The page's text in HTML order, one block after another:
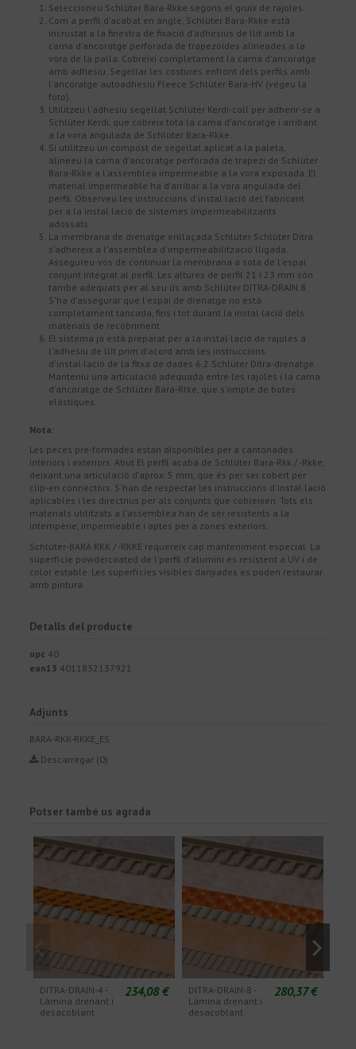
Seleccioneu Schlüter Bara-Rkke segons el gruix de rajoles.
Com a perfil d'acabat en angle, Schlüter Bara-Rkke està
incrustat a la finestra de fixació d'adhesius de llit amb la
cama d'ancoratge perforada de trapezoides alineades a la
vora de la palla. Cobreixi completament la cama d'ancoratge
amb adhesiu. Segellar les costures enfront dels perfils amb
l'ancoratge autoadhesiu Fleece Schlüter Bara-HV (vegeu la
foto).
Utilitzeu l'adhesiu segellat Schlüter Kerdi-coll per adherir-se a
Schlüter Kerdi, que cobreix tota la cama d'ancoratge i arribant
a la vora angulada de Schlüter Bara-Rkke.
Si utilitzeu un compost de segellat aplicat a la paleta,
alineeu la cama d'ancoratge perforada de trapezi de Schlüter
Bara-Rkke a l'assemblea impermeable a la vora exposada. El
material impermeable ha d'arribar a la vora angulada del
perfil. Observeu les instruccions d'instal·lació del fabricant
per a la instal·lació de sistemes impermeabilitzants
adossats.
La membrana de drenatge enllaçada Schlüter Schlüter Ditra
s'adhereix a l'assemblea d'impermeabilització lligada.
Assegureu-vos de continuar la membrana a sota de l'espai
conjunt integrat al perfil. Les altures de perfil 21 i 23 mm són
també adequats per al seu ús amb Schlüter DITRA-DRAIN 8.
S'ha d'assegurar que l'espai de drenatge no està
completament tancada, fins i tot durant la instal·lació dels
materials de recobriment.
El sistema ja està preparat per a la instal·lació de rajoles a
l'adhesiu de llit prim d'acord amb les instruccions
d'instal·lació de la fitxa de dades 6.2 Schlüter Ditra-drenatge.
Manteniu una articulació adequada entre les rajoles i la cama
d'ancoratge de Schlüter Bara-Rtke, que s'omple de botes
elàstiques.
Nota:
Les peces pre-formades estan disponibles per a cantonades
interiors i exteriors. Abut El perfil acaba de Schlüter Bara-Rkk / -Rkke,
deixant una articulació d'aprox. 5 mm, que és per ser cobert per
clip-en connectors. S'han de respectar les instruccions d'instal·lació
aplicables i les directrius per als conjunts que cobreixen. Tots els
materials utilitzats a l'assemblea han de ser resistents a la
intempèrie, impermeable i aptes per a zones exteriors.
Schlüter-BARA RKK / -RKKE requereix cap manteniment especial. La
superfície powdercoated de l'perfil d'alumini és resistent a UV i de
color estable. Les superfícies visibles danyades es poden restaurar
amb pintura.
Detalls del producte
upc 40
ean13 4011832137921
Adjunts
BARA-RKK-RKKE_ES
Descarregar (0)
Potser també us agrada
DITRA-DRAIN-4 -
Làmina drenant i
desacoblant
234,08 €
DITRA-DRAIN-8 -
Làmina drenant i
desacoblant
280,37 €